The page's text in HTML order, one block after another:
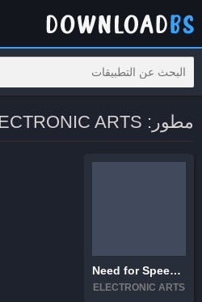
مطور: ELECTRONIC ARTS
Need for Speed™ No Limits
ELECTRONIC ARTS